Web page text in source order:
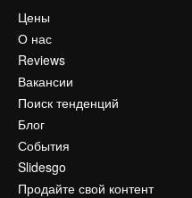
Цены
О нас
Reviews
Вакансии
Поиск тенденций
Блог
События
Slidesgo
Продайте свой контент